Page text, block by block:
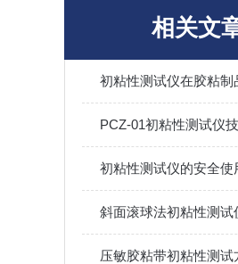
相关文
PCZ-01初粘性测试仪
斜面滚球法初粘性测试
压敏胶粘带初粘性测试